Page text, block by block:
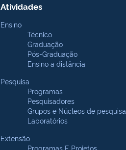
Atividades
Ensino
Técnico
Graduação
Pós-Graduação
Ensino a distância
Pesquisa
Programas
Pesquisadores
Grupos e Núcleos de pesquisa
Laboratórios
Extensão
Programas E Projetos